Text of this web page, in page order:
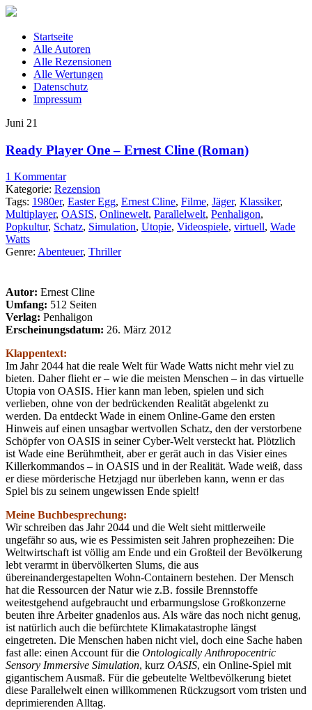
Startseite
Alle Autoren
Alle Rezensionen
Alle Wertungen
Datenschutz
Impressum
Juni 21
Ready Player One – Ernest Cline (Roman)
1 Kommentar
Kategorie: Rezension
Tags: 1980er, Easter Egg, Ernest Cline, Filme, Jäger, Klassiker,
Multiplayer, OASIS, Onlinewelt, Parallelwelt, Penhaligon,
Popkultur, Schatz, Simulation, Utopie, Videospiele, virtuell, Wade
Watts
Genre: Abenteuer, Thriller
Autor: Ernest Cline
Umfang: 512 Seiten
Verlag: Penhaligon
Erscheinungsdatum: 26. März 2012
Klappentext:
Im Jahr 2044 hat die reale Welt für Wade Watts nicht mehr viel zu
bieten. Daher flieht er – wie die meisten Menschen – in das virtuelle
Utopia von OASIS. Hier kann man leben, spielen und sich
verlieben, ohne von der bedrückenden Realität abgelenkt zu
werden. Da entdeckt Wade in einem Online-Game den ersten
Hinweis auf einen unsagbar wertvollen Schatz, den der verstorbene
Schöpfer von OASIS in seiner Cyber-Welt versteckt hat. Plötzlich
ist Wade eine Berühmtheit, aber er gerät auch in das Visier eines
Killerkommandos – in OASIS und in der Realität. Wade weiß, dass
er diese mörderische Hetzjagd nur überleben kann, wenn er das
Spiel bis zu seinem ungewissen Ende spielt!
Meine Buchbesprechung:
Wir schreiben das Jahr 2044 und die Welt sieht mittlerweile
ungefähr so aus, wie es Pessimisten seit Jahren prophezeihen: Die
Weltwirtschaft ist völlig am Ende und ein Großteil der Bevölkerung
lebt verarmt in übervölkerten Slums, die aus
übereinandergestapelten Wohn-Containern bestehen. Der Mensch
hat die Ressourcen der Natur wie z.B. fossile Brennstoffe
weitestgehend aufgebraucht und erbarmungslose Großkonzerne
beuten ihre Arbeiter gnadenlos aus. Als wäre das noch nicht genug,
ist natürlich auch die befürchtete Klimakatastrophe längst
eingetreten. Die Menschen haben nicht viel, doch eine Sache haben
fast alle: einen Account für die Ontologically Anthropocentric
Sensory Immersive Simulation, kurz OASIS, ein Online-Spiel mit
gigantischem Ausmaß. Für die gebeutelte Weltbevölkerung bietet
diese Parallelwelt einen willkommenen Rückzugsort vom tristen und
deprimierenden Alltag.